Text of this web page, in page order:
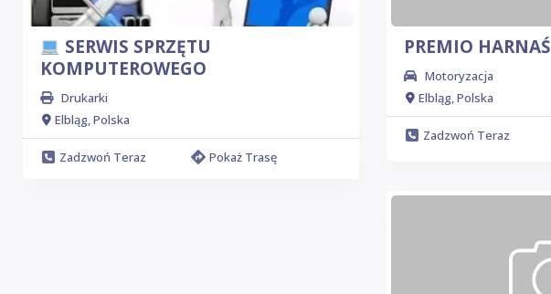
SERWIS SPRZĘTU
KOMPUTEROWEGO
Drukarki
Elbląg, Polska
Zadzwoń Teraz Pokaż Trasę
PREMIO HARNAŚ
Motoryzacja
Elbląg, Polska
Zadzwoń Teraz